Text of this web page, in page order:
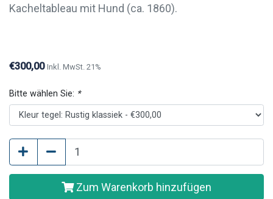
Kacheltableau mit Hund (ca. 1860).
€300,00 Inkl. MwSt. 21%
Bitte wählen Sie: *
Zum Warenkorb hinzufügen